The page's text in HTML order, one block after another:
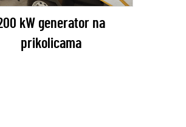
kW generator na
prikolicama